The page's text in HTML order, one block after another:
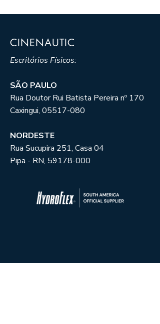
CINENAUTIC
Escritórios Físicos:
SÃO PAULO
Rua Doutor Rui Batista Pereira nº 170
Caxingui, 05517-080
NORDESTE
Rua Sucupira 251, Casa 04
Pipa - RN, 59178-000